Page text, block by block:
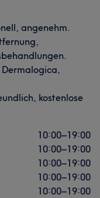
angenehm.
kostenlose
10:00–19:00
10:00–19:00
10:00–19:00
10:00–19:00
10:00–19:00